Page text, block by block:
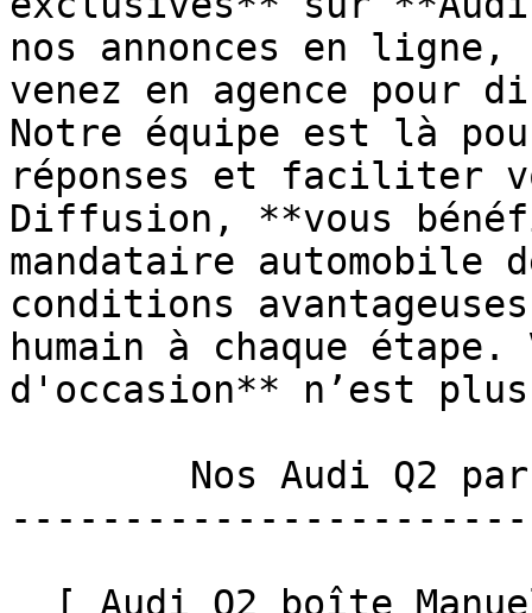
nos annonces en
venez en agence pour
Notre équipe est là
réponses et faciliter
Diffusion, **vous
mandataire automobile
conditions
humain à chaque
d'occasion** n’est
-----------------------